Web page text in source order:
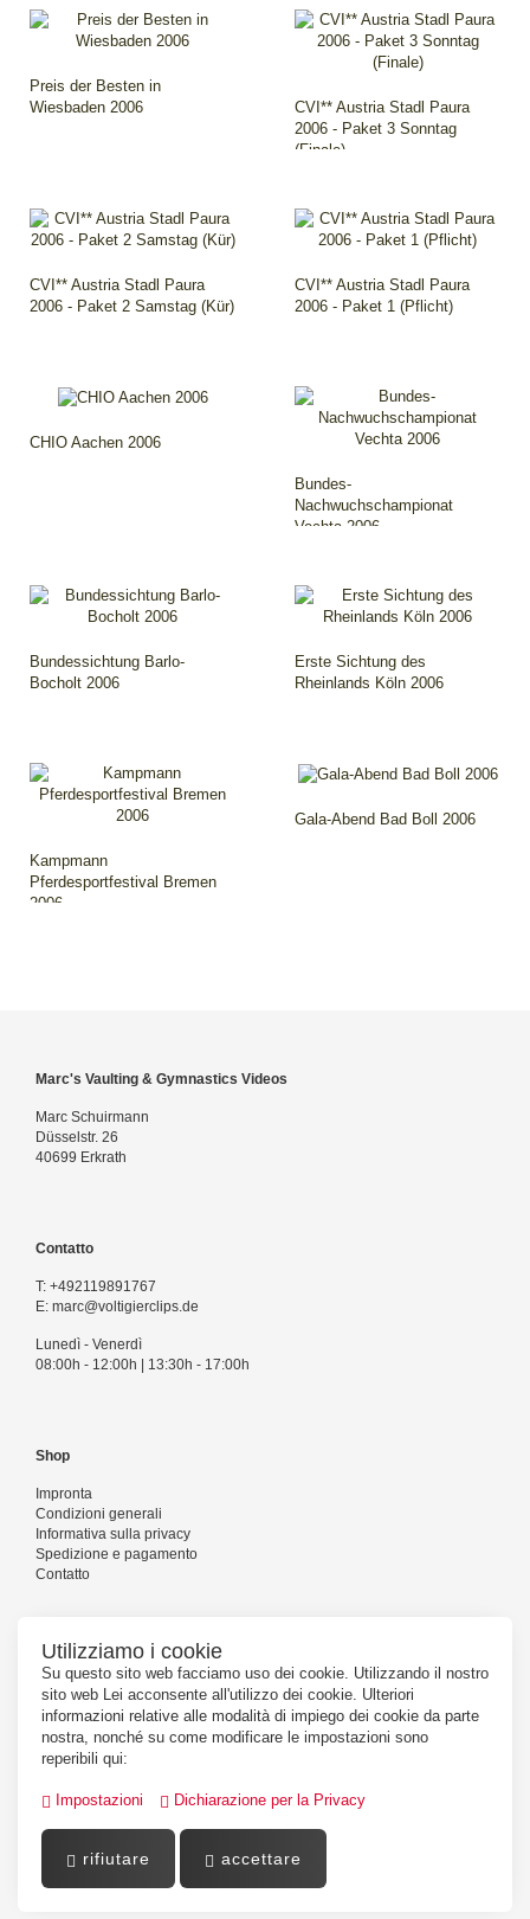
Utilizziamo i cookie
Su questo sito web facciamo uso dei cookie. Utilizzando il nostro
sito web Lei acconsente all'utilizzo dei cookie. Ulteriori
informazioni relative alle modalità di impiego dei cookie da parte
nostra, nonché su come modificare le impostazioni sono
reperibili qui:
Impostazioni Dichiarazione per la Privacy
rifiutare accettare
Preis der Besten in
Wiesbaden 2006
CVI** Austria Stadl Paura
2006 - Paket 3 Sonntag
(Finale)
CVI** Austria Stadl Paura
2006 - Paket 2 Samstag (Kür)
CVI** Austria Stadl Paura
2006 - Paket 1 (Pflicht)
CHIO Aachen 2006
Bundes-
Nachwuchschampionat
Vechta 2006
Bundessichtung Barlo-
Bocholt 2006
Erste Sichtung des
Rheinlands Köln 2006
Kampmann
Pferdesportfestival Bremen
2006
Gala-Abend Bad Boll 2006
Marc's Vaulting & Gymnastics Videos
Marc Schuirmann
Düsselstr. 26
40699 Erkrath
Contatto
T: +492119891767
E: marc@voltigierclips.de
Lunedì - Venerdì
08:00h - 12:00h | 13:30h - 17:00h
Shop
Impronta
Condizioni generali
Informativa sulla privacy
Spedizione e pagamento
Contatto
Seguiteci
Powered byPepperShop